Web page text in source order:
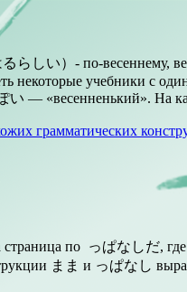
しい）- по-весеннему,
некоторые учебники с
— «весенненький». На
грамматических
по っぱなしだ,
まま и っぱなし